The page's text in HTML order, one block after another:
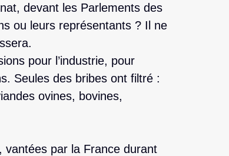
devant les Parlements des
ou leurs représentants ? Il ne
pour l’industrie, pour
Seules des bribes ont filtré :
ovines, bovines,
vantées par la France durant